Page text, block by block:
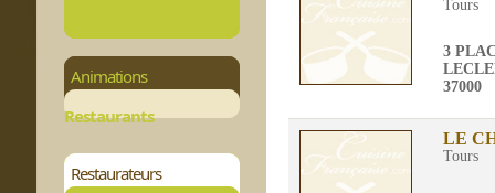
Animations
Restaurants
Restaurateurs
Tours
3
37000
LE
Tours